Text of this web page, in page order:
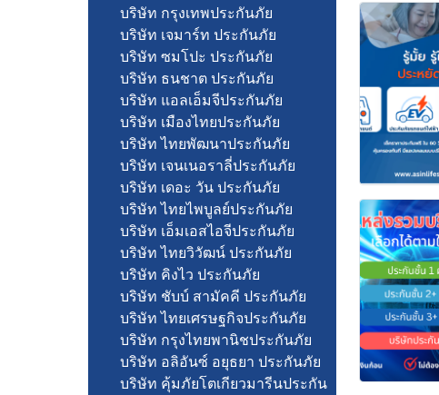
บริษัท กรุงเทพประกันภัย
บริษัท เจมาร์ท ประกันภัย
บริษัท ซมโปะ ประกันภัย
บริษัท ธนชาต ประกันภัย
บริษัท แอลเอ็มจีประกันภัย
บริษัท เมืองไทยประกันภัย
บริษัท ไทยพัฒนาประกันภัย
บริษัท เจนเนอราลี่ประกันภัย
บริษัท เดอะ วัน ประกันภัย
บริษัท ไทยไพบูลย์ประกันภัย
บริษัท เอ็มเอสไอจีประกันภัย
บริษัท ไทยวิวัฒน์ ประกันภัย
บริษัท คิงไว ประกันภัย
บริษัท ชับบ์ สามัคคี ประกันภัย
บริษัท ไทยเศรษฐกิจประกันภัย
บริษัท กรุงไทยพานิชประกันภัย
บริษัท อลิอันซ์ อยุธยา ประกันภัย
บริษัท คุ้มภัยโตเกียวมารีนประกัน